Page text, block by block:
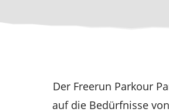
Der Freerun Parkour
auf die Bedürfnisse